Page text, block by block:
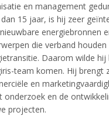
en management
15 jaar, is hij zeer
energiebronnen
die verband
Daarom wilde hij
team komen. Hij brengt
en
onderzoek en de
projecten.